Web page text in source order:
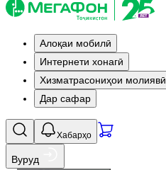
Алоқаи мобилӣ
Интернети хонагӣ
Хизматрасониҳои молиявӣ
Дар сафар
Хабарҳо
Вуруд